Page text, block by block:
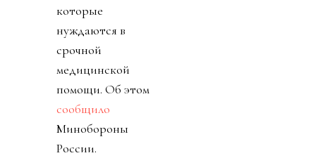
которые
нуждаются в
срочной
медицинской
помощи. Об этом
сообщило
Минобороны
России.